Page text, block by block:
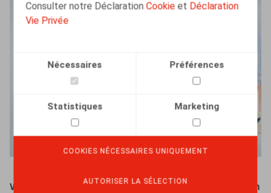
Consulter notre DéclarationCookie et Déclaration
Vie Privée
Nécessaires Préférences
Statistiques Marketing
COOKIES NÉCESSAIRES UNIQUEMENT
AUTORISER LA SÉLECTION
Webinaire Claeys & Engels - Quel impact la modification